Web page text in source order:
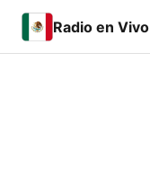
Radio en Vivo